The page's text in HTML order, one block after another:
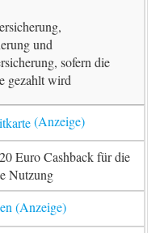
und
sofern die
gezahlt wird
Euro Cashback für die
Nutzung